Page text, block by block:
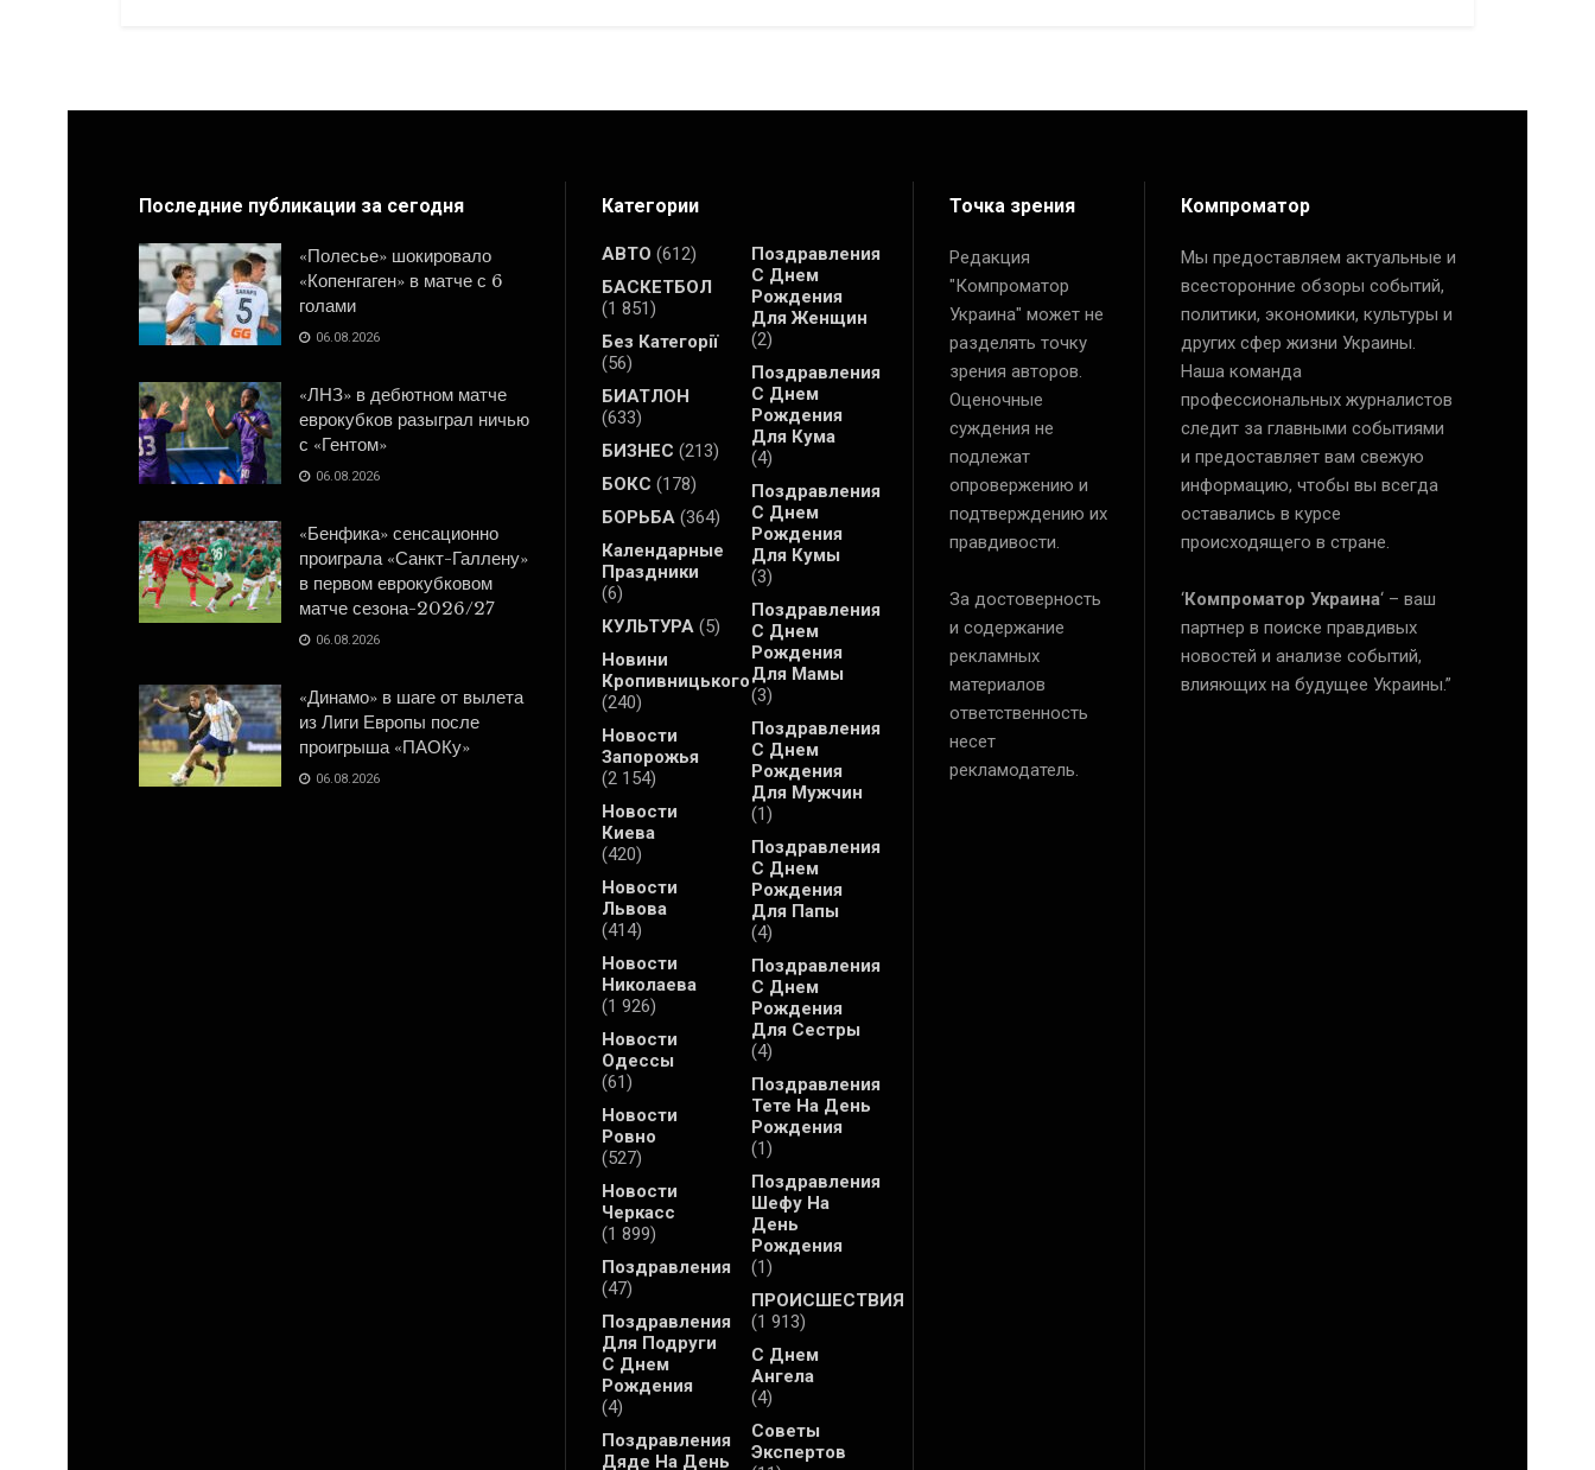
Последние публикации за сегодня
«Полесье» шокировало
«Копенгаген» в матче с 6
голами
06.08.2026
«ЛНЗ» в дебютном матче
еврокубков разыграл ничью
с «Гентом»
06.08.2026
«Бенфика» сенсационно
проиграла «Санкт-Галлену»
в первом еврокубковом
матче сезона-2026/27
06.08.2026
«Динамо» в шаге от вылета
из Лиги Европы после
проигрыша «ПАОКу»
06.08.2026
Категории
АВТО (612)
БАСКЕТБОЛ
(1 851)
Без Категорії
(56)
БИАТЛОН
(633)
БИЗНЕС (213)
БОКС (178)
БОРЬБА (364)
Календарные
Праздники
(6)
КУЛЬТУРА (5)
Новини
Кропивницького
(240)
Новости
Запорожья
(2 154)
Новости
Киева
(420)
Новости
Львова
(414)
Новости
Николаева
(1 926)
Новости
Одессы
(61)
Новости
Ровно
(527)
Новости
Черкасс
(1 899)
Поздравления
(47)
Поздравления
Для Подруги
С Днем
Рождения
(4)
Поздравления
Дяде На День
Поздравления
С Днем
Рождения
Для Женщин
(2)
Поздравления
С Днем
Рождения
Для Кума
(4)
Поздравления
С Днем
Рождения
Для Кумы
(3)
Поздравления
С Днем
Рождения
Для Мамы
(3)
Поздравления
С Днем
Рождения
Для Мужчин
(1)
Поздравления
С Днем
Рождения
Для Папы
(4)
Поздравления
С Днем
Рождения
Для Сестры
(4)
Поздравления
Тете На День
Рождения
(1)
Поздравления
Шефу На
День
Рождения
(1)
ПРОИСШЕСТВИЯ
(1 913)
С Днем
Ангела
(4)
Советы
Экспертов
Точка зрения
Редакция
"Компроматор
Украина" может не
разделять точку
зрения авторов.
Оценочные
суждения не
подлежат
опровержению и
подтверждению их
правдивости.
За достоверность
и содержание
рекламных
материалов
ответственность
несет
рекламодатель.
Компроматор
Мы предоставляем актуальные и
всесторонние обзоры событий,
политики, экономики, культуры и
других сфер жизни Украины.
Наша команда
профессиональных журналистов
следит за главными событиями
и предоставляет вам свежую
информацию, чтобы вы всегда
оставались в курсе
происходящего в стране.
‘Компроматор Украина‘ – ваш
партнер в поиске правдивых
новостей и анализе событий,
влияющих на будущее Украины.”